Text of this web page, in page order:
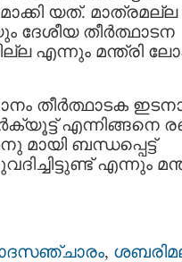
യത്. മാത്രമല്ല
തീര്‍ത്ഥാടന
എന്നും മന്ത്രി
തീര്‍ത്ഥാടക
എന്നിങ്ങനെ
ബന്ധപ്പെട്ട്
എന്നും
,